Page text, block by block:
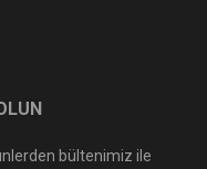
bültenimiz ile